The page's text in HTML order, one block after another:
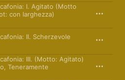
I. Agitato (Motto
con larghezza)
II. Scherzevole
III. (Motto: Agitato)
Teneramente